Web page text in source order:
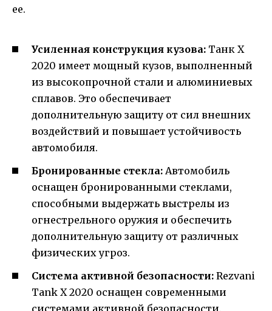
ее.
Усиленная конструкция кузова: Танк X
2020 имеет мощный кузов, выполненный
из высокопрочной стали и алюминиевых
сплавов. Это обеспечивает
дополнительную защиту от сил внешних
воздействий и повышает устойчивость
автомобиля.
Бронированные стекла: Автомобиль
оснащен бронированными стеклами,
способными выдержать выстрелы из
огнестрельного оружия и обеспечить
дополнительную защиту от различных
физических угроз.
Система активной безопасности: Rezvani
Tank X 2020 оснащен современными